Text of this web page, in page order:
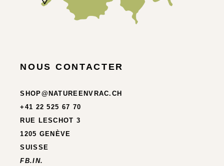
NOUS CONTACTER
SHOP@NATUREENVRAC.CH
+41 22 525 67 70
RUE LESCHOT 3
1205 GENÈVE
SUISSE
FB.IN.